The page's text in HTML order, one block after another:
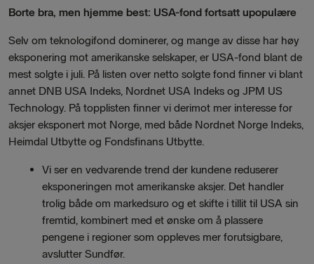
Borte bra, men hjemme best: USA-fond fortsatt upopulære
Selv om teknologifond dominerer, og mange av disse har høy
eksponering mot amerikanske selskaper, er USA-fond blant de
mest solgte i juli. På listen over netto solgte fond finner vi blant
annet DNB USA Indeks, Nordnet USA Indeks og JPM US
Technology. På topplisten finner vi derimot mer interesse for
aksjer eksponert mot Norge, med både Nordnet Norge Indeks,
Heimdal Utbytte og Fondsfinans Utbytte.
Vi ser en vedvarende trend der kundene reduserer
eksponeringen mot amerikanske aksjer. Det handler
trolig både om markedsuro og et skifte i tillit til USA sin
fremtid, kombinert med et ønske om å plassere
pengene i regioner som oppleves mer forutsigbare,
avslutter Sundfør.